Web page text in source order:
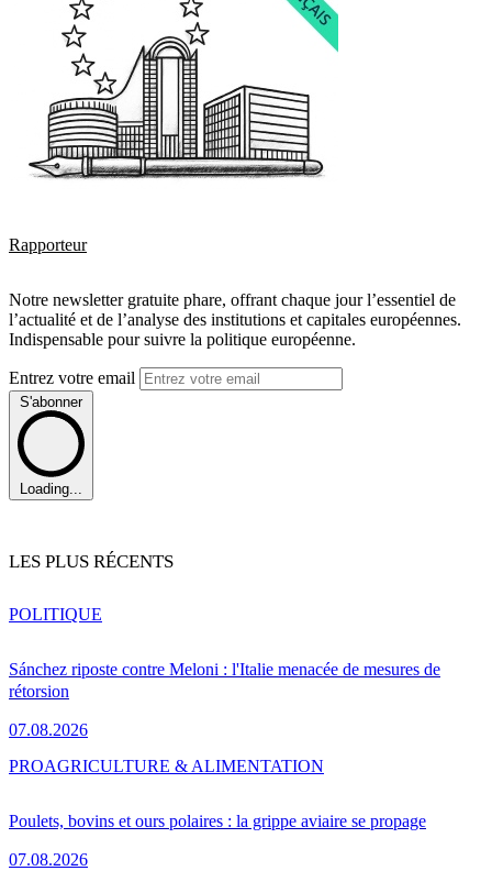
Rapporteur
Notre newsletter gratuite phare, offrant chaque jour l’essentiel de
l’actualité et de l’analyse des institutions et capitales européennes.
Indispensable pour suivre la politique européenne.
Entrez votre email
S'abonner
Loading...
LES PLUS RÉCENTS
Sánchez riposte contre Meloni : l'Italie menacée de mesures de
rétorsion
07.08.2026
POLITIQUE
Poulets, bovins et ours polaires : la grippe aviaire se propage
07.08.2026
PROAGRICULTURE & ALIMENTATION